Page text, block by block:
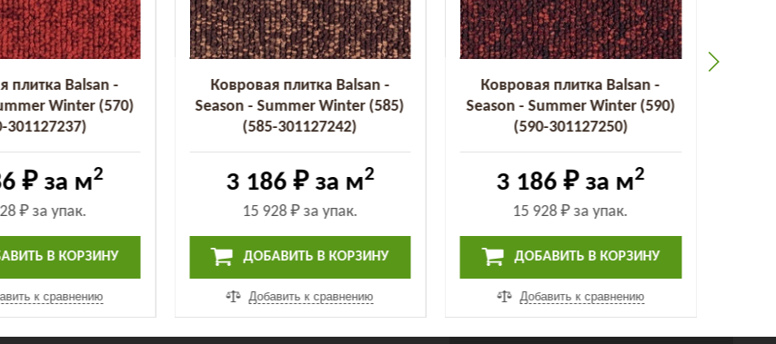
плитка Balsan -
Winter (570)
301127237)
₽за м2
₽за упак.
В КОРЗИНУ
к сравнению
Ковровая плитка Balsan -
Season - Summer Winter (585)
(585-301127242)
3 186 ₽за м2
15 928 ₽за упак.
ДОБАВИТЬ В КОРЗИНУ
Добавить к сравнению
Ковровая плитка Balsan -
Season - Summer Winter (590)
(590-301127250)
3 186 ₽за м2
15 928 ₽за упак.
ДОБАВИТЬ В КОРЗИНУ
Добавить к сравнению